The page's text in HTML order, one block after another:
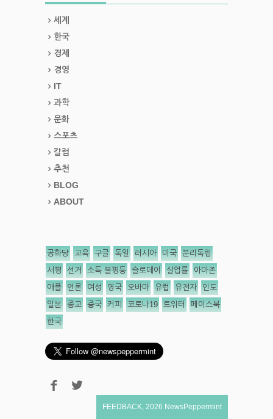
세계
한국
경제
경영
IT
과학
문화
스포츠
칼럼
추천
BLOG
ABOUT
공화당 교육 구글 독일 러시아 미국 분리독립
서평 선거 소득 불평등 슬로데이 실업률 아마존
애플 언론 여성 영국 오바마 유럽 유전자 인도
일본 종교 중국 커피 코로나19 트위터 페이스북
한국
FEEDBACK 2026 NewsPeppermint